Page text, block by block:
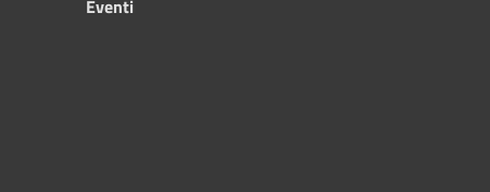
Eventi